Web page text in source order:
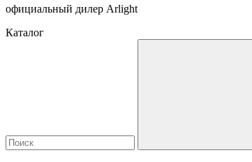
официальный дилер Arlight
Каталог